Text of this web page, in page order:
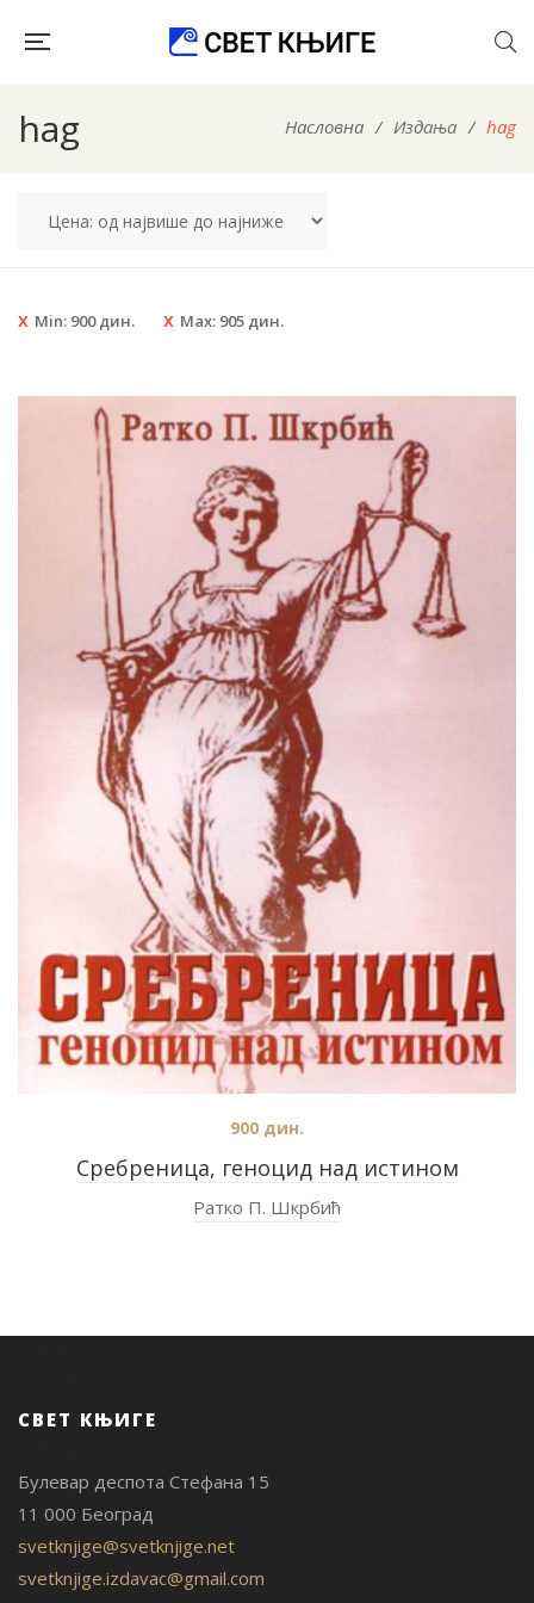
hag Насловна / Издања / hag
Min: 900дин. Max: 905 дин.
Сребреница, геноцид над истином
900 дин.
Ратко П. Шкрбић
СВЕТ КЊИГЕ
Булевар деспота Стефана 15
11 000 Београд
svetknjige@svetknjige.net
svetknjige.izdavac@gmail.com